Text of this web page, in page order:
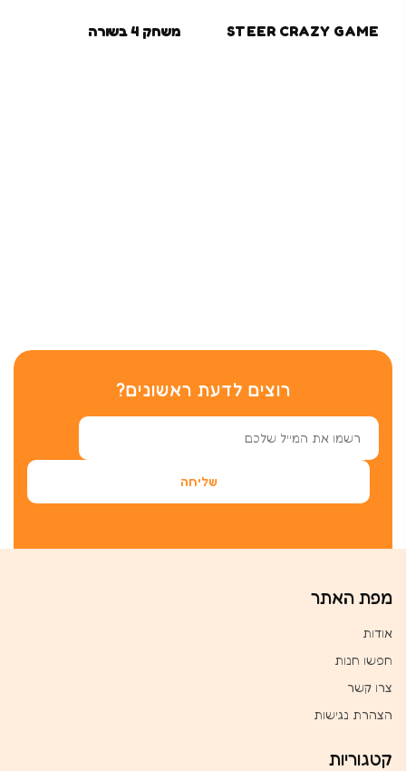
STEER CRAZY GAME משחק 4 בשורה
רוצים לדעת ראשונים?
מפת האתר
אודות
חפשו חנות
צרו קשר
הצהרת נגישות
קטגוריות